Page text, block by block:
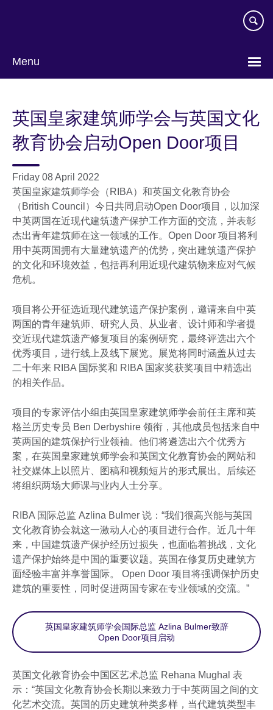
Menu
language
英国皇家建筑师学会与英国文化
教育协会启动Open Door项目
Friday 08 April 2022
英国皇家建筑师学会（RIBA）和英国文化教育协会
（British Council）今日共同启动Open Door项目，以加深
中英两国在近现代建筑遗产保护工作方面的交流，并表彰
杰出青年建筑师在这一领域的工作。Open Door 项目将利
用中英两国拥有大量建筑遗产的优势，突出建筑遗产保护
的文化和环境效益，包括再利用近现代建筑物来应对气候
危机。
项目将公开征选近现代建筑遗产保护案例，邀请来自中英
两国的青年建筑师、研究人员、从业者、设计师和学者提
交近现代建筑遗产修复项目的案例研究，最终评选出六个
优秀项目，进行线上及线下展览。展览将同时涵盖从过去
二十年来 RIBA 国际奖和 RIBA 国家奖获奖项目中精选出
的相关作品。
项目的专家评估小组由英国皇家建筑师学会前任主席和英
格兰历史专员 Ben Derbyshire 领衔，其他成员包括来自中
英两国的建筑保护行业领袖。他们将遴选出六个优秀方
案，在英国皇家建筑师学会和英国文化教育协会的网站和
社交媒体上以照片、图稿和视频短片的形式展出。后续还
将组织两场大师课与业内人士分享。
RIBA 国际总监 Azlina Bulmer 说：“我们很高兴能与英国
文化教育协会就这一激动人心的项目进行合作。近几十年
来，中国建筑遗产保护经历过损失，也面临着挑战，文化
遗产保护始终是中国的重要议题。英国在修复历史建筑方
面经验丰富并享誉国际。 Open Door 项目将强调保护历史
建筑的重要性，同时促进两国专家在专业领域的交流。”
英国皇家建筑师学会国际总监 Azlina Bulmer致辞
Open Door项目启动
英国文化教育协会中国区艺术总监 Rehana Mughal 表
示：“英国文化教育协会长期以来致力于中英两国之间的文
化艺术交流。英国的历史建筑种类多样，当代建筑类型丰